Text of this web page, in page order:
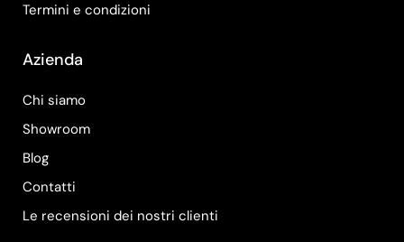
Termini e condizioni
Azienda
Chi siamo
Showroom
Blog
Contatti
Le recensioni dei nostri clienti